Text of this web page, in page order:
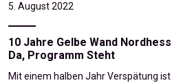
10 Jahre Gelbe Wand
Da, Programm Steht
Mit einem halben Jahr Verspätung
5. August 2022